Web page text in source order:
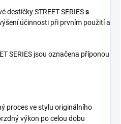
destičky STREET SERIESs
účinnosti při prvním použití a
SERIES jsou označena příponou
proces ve stylu originálního
výkon po celou dobu